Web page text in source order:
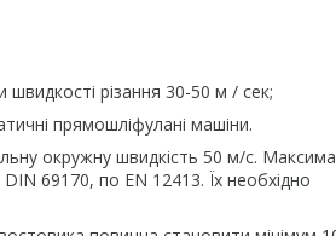
різання 30-50 м / сек;
прямошліфулані машіни.
окружну швидкість 50 м/с.
69170, по EN 12413. Їх необхідно